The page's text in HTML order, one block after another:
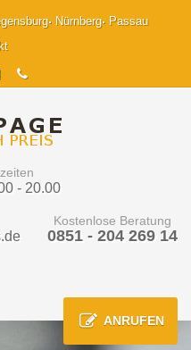
Nürnberg
Passau
- 20.00
Kostenlose Beratung
0851 - 204 269 14
ANRUFEN